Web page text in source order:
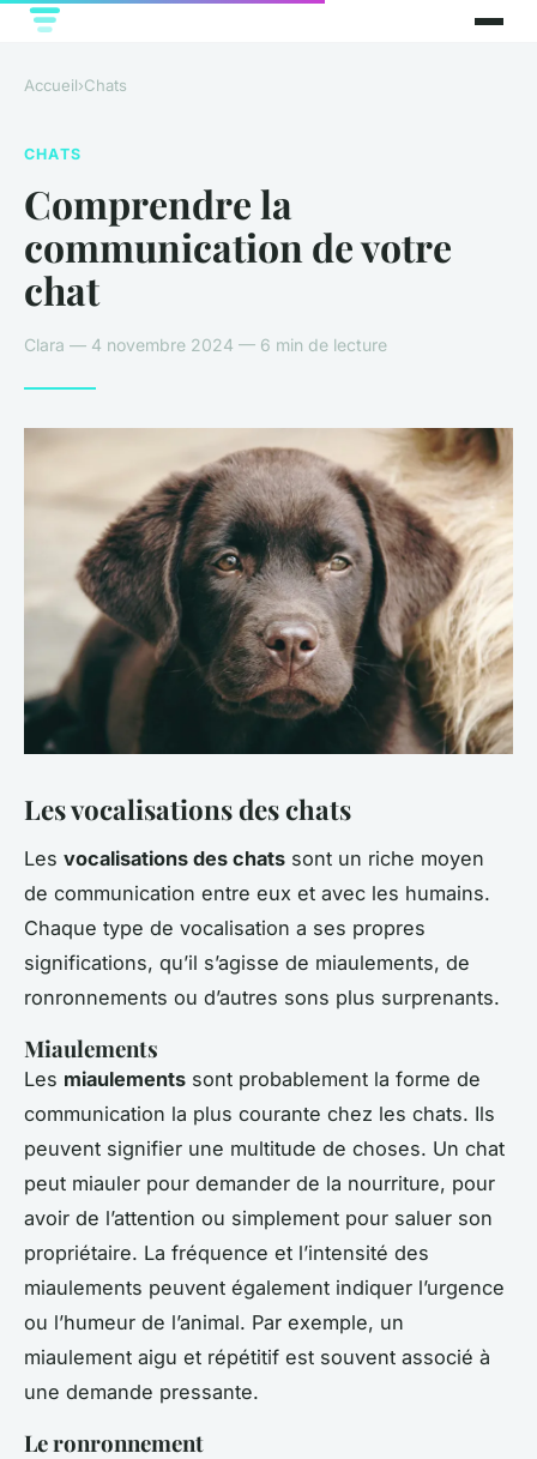
Accueil›Chats
CHATS
Comprendre la
communication de votre
chat
Clara — 4 novembre 2024 — 6 min de lecture
Les vocalisations des chats
Les vocalisations des chats sont un riche moyen
de communication entre eux et avec les humains.
Chaque type de vocalisation a ses propres
significations, qu’il s’agisse de miaulements, de
ronronnements ou d’autres sons plus surprenants.
Miaulements
Les miaulements sont probablement la forme de
communication la plus courante chez les chats. Ils
peuvent signifier une multitude de choses. Un chat
peut miauler pour demander de la nourriture, pour
avoir de l’attention ou simplement pour saluer son
propriétaire. La fréquence et l’intensité des
miaulements peuvent également indiquer l’urgence
ou l’humeur de l’animal. Par exemple, un
miaulement aigu et répétitif est souvent associé à
une demande pressante.
Le ronronnement